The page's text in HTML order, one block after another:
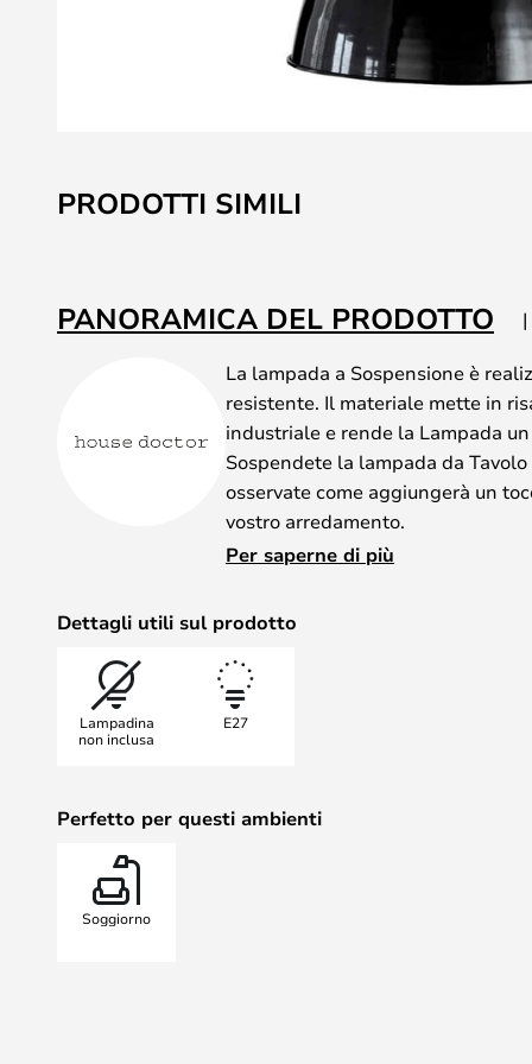
all'inizio
della
immagini
PRODOTTI SIMILI
PANORAMICA DEL PRODOTTO
La lampada a Sospensione è
resistente. Il materiale mette in
industriale e rende la Lampada
Sospendete la lampada da
osservate come aggiungerà un
vostro arredamento.
Disponibile in due diverse
Per saperne di più
Dettagli utili sul prodotto
Lampadina
non inclusa
E27
Perfetto per questi ambienti
Soggiorno